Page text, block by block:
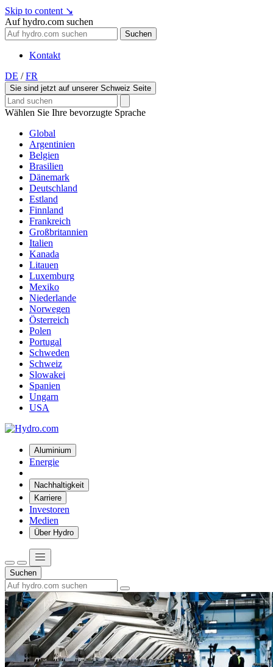
Skip to content ↘
Auf hydro.com suchen
Suchen
Kontakt
DE / FR
Sie sind jetzt auf unserer Schweiz Seite
Wählen Sie Ihre bevorzugte Sprache
Global
Argentinien
Belgien
Brasilien
Dänemark
Deutschland
Estland
Finnland
Frankreich
Großbritannien
Italien
Kanada
Litauen
Luxemburg
Mexiko
Niederlande
Norwegen
Österreich
Polen
Portugal
Schweden
Schweiz
Slowakei
Spanien
Ungarn
USA
Aluminium
Energie
Nachhaltigkeit
Karriere
Investoren
Medien
Über Hydro
Suchen